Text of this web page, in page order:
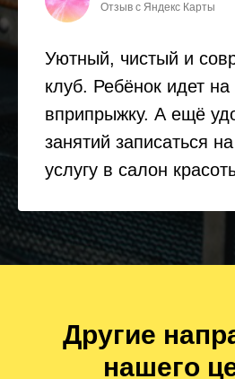
Отзыв с Яндекс Карты
Уютный, чистый и
клуб. Ребёнок идет на
вприпрыжку. А ещё
занятий записаться
услугу в салон
Другие
нашего